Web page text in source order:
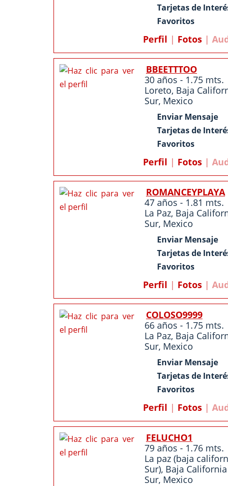
Tarjetas de
Favoritos
Perfil | Fotos |
BBEETTTOO
30 años - 1.75 mts.
Loreto, Baja
Sur, Mexico
Enviar Mensaje
Tarjetas de
Favoritos
Perfil | Fotos |
ROMANCEYPLAYA
47 años - 1.81 mts.
La Paz, Baja
Sur, Mexico
Enviar Mensaje
Tarjetas de
Favoritos
Perfil | Fotos |
COLOSO9999
66 años - 1.75 mts.
La Paz, Baja
Sur, Mexico
Enviar Mensaje
Tarjetas de
Favoritos
Perfil | Fotos |
FELUCHO1
79 años - 1.76 mts.
La paz (baja
Sur), Baja California
Sur, Mexico